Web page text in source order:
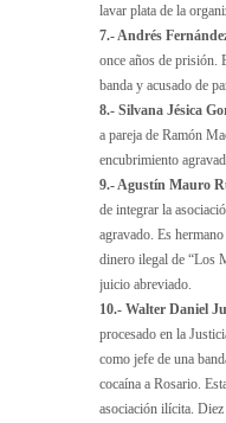
lavar plata de la
7.- Andrés
once años de prisión.
banda y acusado de
8.- Silvana Jésica
a pareja de Ramón
encubrimiento
9.- Agustín Mauro
de integrar la
agravado. Es
dinero ilegal de “Los
juicio abreviado.
10.- Walter Daniel
procesado en la
como jefe de una
cocaína a Rosario.
asociación ilícita.